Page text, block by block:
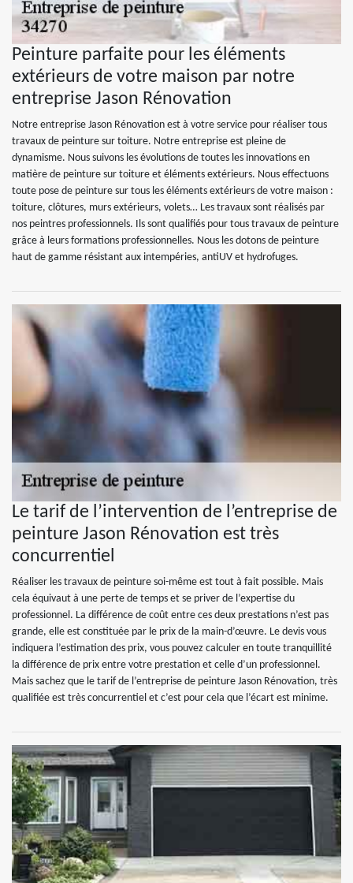
Peinture parfaite pour les éléments
extérieurs de votre maison par notre
entreprise Jason Rénovation
Notre entreprise Jason Rénovation est à votre service pour réaliser tous
travaux de peinture sur toiture. Notre entreprise est pleine de
dynamisme. Nous suivons les évolutions de toutes les innovations en
matière de peinture sur toiture et éléments extérieurs. Nous effectuons
toute pose de peinture sur tous les éléments extérieurs de votre maison :
toiture, clôtures, murs extérieurs, volets… Les travaux sont réalisés par
nos peintres professionnels. Ils sont qualifiés pour tous travaux de peinture
grâce à leurs formations professionnelles. Nous les dotons de peinture
haut de gamme résistant aux intempéries, antiUV et hydrofuges.
Le tarif de l’intervention de l’entreprise de
peinture Jason Rénovation est très
concurrentiel
Réaliser les travaux de peinture soi-même est tout à fait possible. Mais
cela équivaut à une perte de temps et se priver de l’expertise du
professionnel. La différence de coût entre ces deux prestations n’est pas
grande, elle est constituée par le prix de la main-d’œuvre. Le devis vous
indiquera l’estimation des prix, vous pouvez calculer en toute tranquillité
la différence de prix entre votre prestation et celle d’un professionnel.
Mais sachez que le tarif de l’entreprise de peinture Jason Rénovation, très
qualifiée est très concurrentiel et c’est pour cela que l’écart est minime.